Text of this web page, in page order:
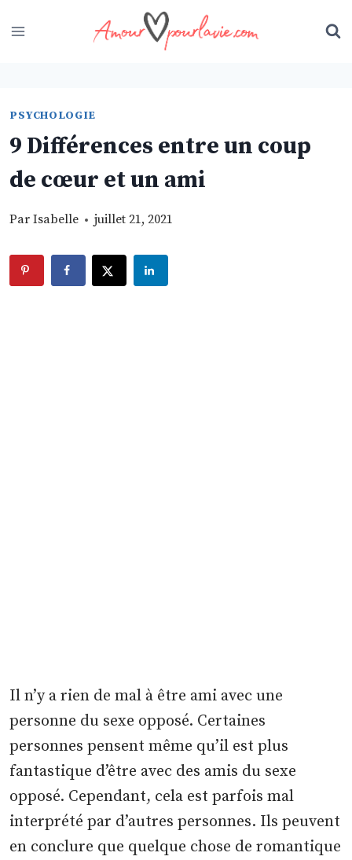
to
PSYCHOLOGIE
9 Différences entre un coup
de cœur et un ami
Par Isabelle juillet 21, 2021
Il n’y a rien de mal à être ami avec une
personne du sexe opposé. Certaines
personnes pensent même qu’il est plus
fantastique d’être avec des amis du sexe
opposé. Cependant, cela est parfois mal
interprété par d’autres personnes. Ils peuvent
en conclure que quelque chose de romantique